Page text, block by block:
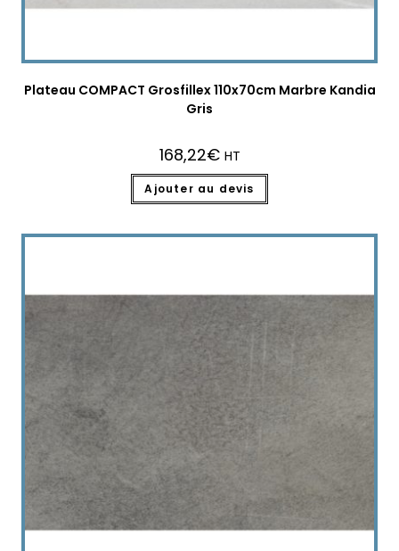
Plateau COMPACT Grosfillex 110x70cm Marbre Kandia
Gris
168,22€ HT
Ajouter au devis